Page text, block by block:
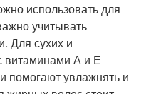
использовать для
учитывать
Для сухих и
витаминами А и Е
помогают увлажнять и